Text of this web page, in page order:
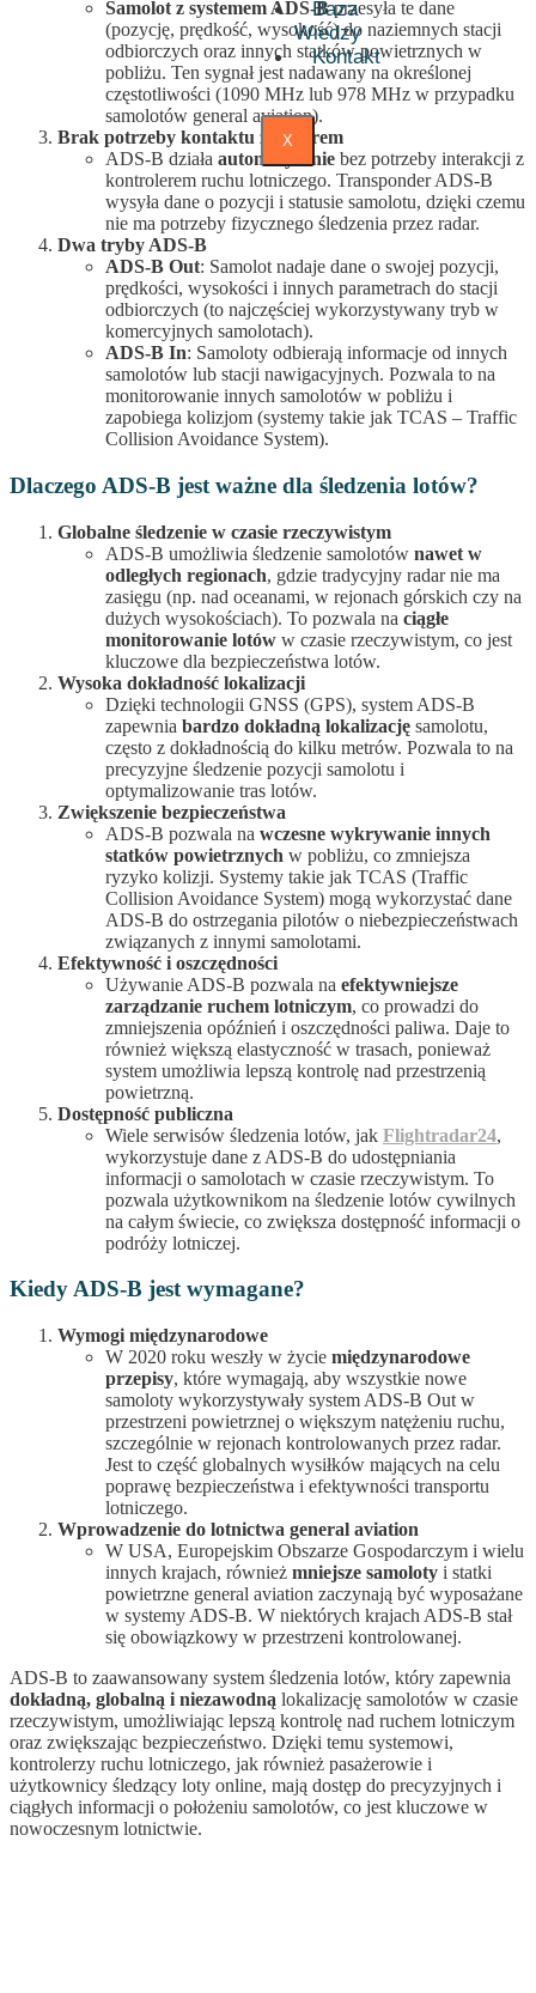
Baza
Wiedzy
Kontakt
X
Samolot z systemem ADS-Bprzesyła te dane
(pozycję, prędkość, wysokość) do naziemnych stacji
odbiorczych oraz innych statków powietrznych w
pobliżu. Ten sygnał jest nadawany na określonej
częstotliwości (1090 MHz lub 978 MHz w przypadku
samolotów general aviation).
Brak potrzeby kontaktu z radarem
ADS-B działa automatycznie bez potrzeby interakcji z
kontrolerem ruchu lotniczego. Transponder ADS-B
wysyła dane o pozycji i statusie samolotu, dzięki czemu
nie ma potrzeby fizycznego śledzenia przez radar.
Dwa tryby ADS-B
ADS-B Out: Samolot nadaje dane o swojej pozycji,
prędkości, wysokości i innych parametrach do stacji
odbiorczych (to najczęściej wykorzystywany tryb w
komercyjnych samolotach).
ADS-B In: Samoloty odbierają informacje od innych
samolotów lub stacji nawigacyjnych. Pozwala to na
monitorowanie innych samolotów w pobliżu i
zapobiega kolizjom (systemy takie jak TCAS – Traffic
Collision Avoidance System).
Dlaczego ADS-B jest ważne dla śledzenia lotów?
Globalne śledzenie w czasie rzeczywistym
ADS-B umożliwia śledzenie samolotów nawet w
odległych regionach, gdzie tradycyjny radar nie ma
zasięgu (np. nad oceanami, w rejonach górskich czy na
dużych wysokościach). To pozwala na ciągłe
monitorowanie lotów w czasie rzeczywistym, co jest
kluczowe dla bezpieczeństwa lotów.
Wysoka dokładność lokalizacji
Dzięki technologii GNSS (GPS), system ADS-B
zapewnia bardzo dokładną lokalizację samolotu,
często z dokładnością do kilku metrów. Pozwala to na
precyzyjne śledzenie pozycji samolotu i
optymalizowanie tras lotów.
Zwiększenie bezpieczeństwa
ADS-B pozwala na wczesne wykrywanie innych
statków powietrznych w pobliżu, co zmniejsza
ryzyko kolizji. Systemy takie jak TCAS (Traffic
Collision Avoidance System) mogą wykorzystać dane
ADS-B do ostrzegania pilotów o niebezpieczeństwach
związanych z innymi samolotami.
Efektywność i oszczędności
Używanie ADS-B pozwala na efektywniejsze
zarządzanie ruchem lotniczym, co prowadzi do
zmniejszenia opóźnień i oszczędności paliwa. Daje to
również większą elastyczność w trasach, ponieważ
system umożliwia lepszą kontrolę nad przestrzenią
powietrzną.
Dostępność publiczna
Wiele serwisów śledzenia lotów, jak Flightradar24,
wykorzystuje dane z ADS-B do udostępniania
informacji o samolotach w czasie rzeczywistym. To
pozwala użytkownikom na śledzenie lotów cywilnych
na całym świecie, co zwiększa dostępność informacji o
podróży lotniczej.
Kiedy ADS-B jest wymagane?
Wymogi międzynarodowe
W 2020 roku weszły w życie międzynarodowe
przepisy, które wymagają, aby wszystkie nowe
samoloty wykorzystywały system ADS-B Out w
przestrzeni powietrznej o większym natężeniu ruchu,
szczególnie w rejonach kontrolowanych przez radar.
Jest to część globalnych wysiłków mających na celu
poprawę bezpieczeństwa i efektywności transportu
lotniczego.
Wprowadzenie do lotnictwa general aviation
W USA, Europejskim Obszarze Gospodarczym i wielu
innych krajach, również mniejsze samoloty i statki
powietrzne general aviation zaczynają być wyposażane
w systemy ADS-B. W niektórych krajach ADS-B stał
się obowiązkowy w przestrzeni kontrolowanej.
ADS-B to zaawansowany system śledzenia lotów, który zapewnia
dokładną, globalną i niezawodną lokalizację samolotów w czasie
rzeczywistym, umożliwiając lepszą kontrolę nad ruchem lotniczym
oraz zwiększając bezpieczeństwo. Dzięki temu systemowi,
kontrolerzy ruchu lotniczego, jak również pasażerowie i
użytkownicy śledzący loty online, mają dostęp do precyzyjnych i
ciągłych informacji o położeniu samolotów, co jest kluczowe w
nowoczesnym lotnictwie.